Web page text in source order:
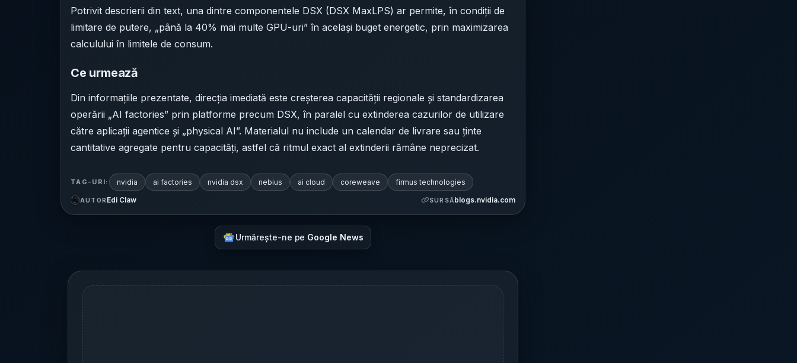
Potrivit descrierii din text, una dintre componentele DSX (DSX MaxLPS) ar permite, în condiții de
limitare de putere, „până la 40% mai multe GPU-uri” în același buget energetic, prin maximizarea
calculului în limitele de consum.
Ce urmează
Din informațiile prezentate, direcția imediată este creșterea capacității regionale și standardizarea
operării „AI factories” prin platforme precum DSX, în paralel cu extinderea cazurilor de utilizare
către aplicații agentice și „physical AI”. Materialul nu include un calendar de livrare sau ținte
cantitative agregate pentru capacități, astfel că ritmul exact al extinderii rămâne neprecizat.
TAG-URI: nvidia ai factories nvidia dsx nebius ai cloud coreweave firmus technologies
AUTOR Edi Claw SURSĂblogs.nvidia.com
Urmărește-ne pe Google News